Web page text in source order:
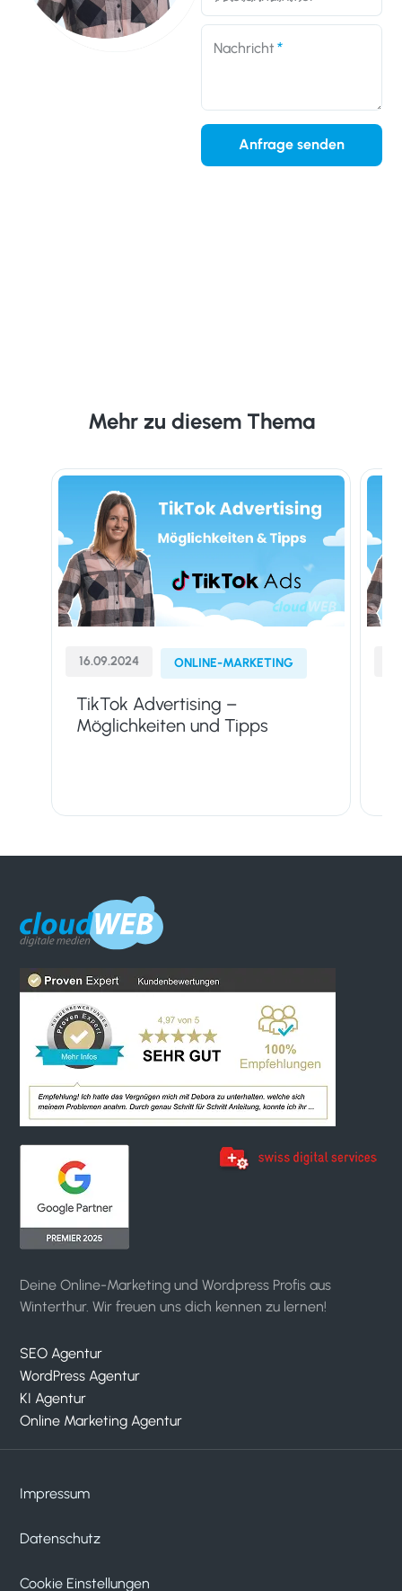
Nachricht
Anfrage senden
Mehr zu diesem Thema
16.09.2024 ONLINE-MARKETING
TikTok Advertising –
Möglichkeiten und Tipps
Deine Online-Marketing und Wordpress Profis aus
Winterthur. Wir freuen uns dich kennen zu lernen!
SEO Agentur
WordPress Agentur
KI Agentur
Online Marketing Agentur
Impressum
Datenschutz
Cookie Einstellungen
Kundenbewertungen und Erfahrungen zu